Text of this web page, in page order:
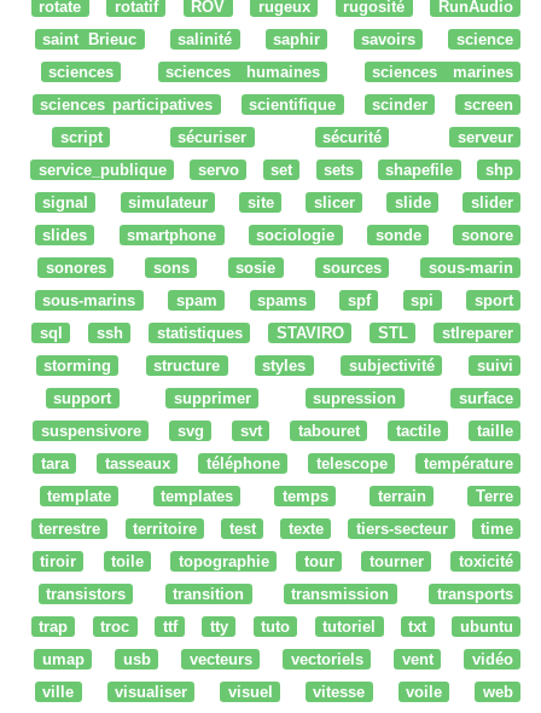
rotate
rotatif ROV rugeux rugosité
RunAudio
saint Brieuc
salinité saphir savoirs
science
sciences
sciences humaines
sciences marines
sciences participatives
scientifique scinder
screen
script
sécuriser sécurité
serveur
service_publique
servo set sets shapefile
shp
signal
simulateur site slicer slide
slider
slides
smartphone sociologie sonde
sonore
sonores
sons sosie sources
sous-marin
sous-marins
spam spams spf spi
sport
sql
ssh statistiques STAVIRO STL
stlreparer
storming
structure styles subjectivité
suivi
support
supprimer supression
surface
suspensivore
svg svt tabouret tactile
taille
tara
tasseaux téléphone telescope
température
template
templates temps terrain
Terre
terrestre
territoire test texte tiers-secteur
time
tiroir
toile topographie tour tourner
toxicité
transistors
transition transmission
transports
trap
troc ttf tty tuto tutoriel txt
ubuntu
umap
usb vecteurs vectoriels vent
vidéo
ville
visualiser visuel vitesse voile
web